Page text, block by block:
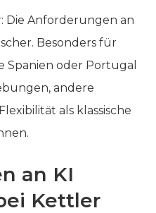
Die Anforderungen an
Besonders für
Spanien oder Portugal
andere
als klassische
an KI
Kettler